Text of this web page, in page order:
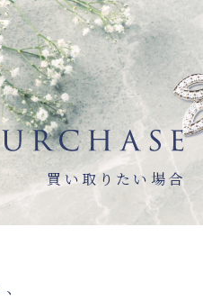
買い取りたい場合